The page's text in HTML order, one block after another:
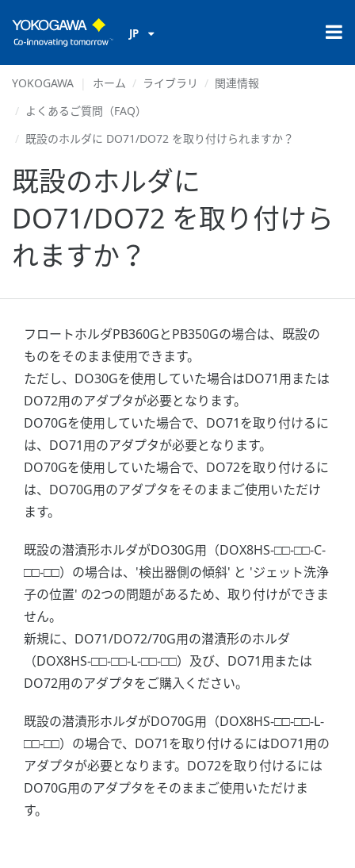
JP
YOKOGAWA ホーム ライブラリ
関連情報
よくあるご質問（FAQ）
既設のホルダに DO71/DO72 を取り付けられますか？
既設のホルダに
DO71/DO72 を取り付けら
れますか？
フロートホルダPB360GとPB350Gの場合は、既設の
ものをそのまま使用できます。
ただし、DO30Gを使用していた場合はDO71用または
DO72用のアダプタが必要となります。
DO70Gを使用していた場合で、DO71を取り付けるに
は、DO71用のアダプタが必要となります。
DO70Gを使用していた場合で、DO72を取り付けるに
は、DO70G用のアダプタをそのままご使用いただけ
ます。
既設の潜漬形ホルダがDO30G用（DOX8HS-□□-□□-C-
□□-□□）の場合は、'検出器側の傾斜' と 'ジェット洗浄
子の位置' の2つの問題があるため、取り付けができま
せん。
新規に、DO71/DO72/70G用の潜漬形のホルダ
（DOX8HS-□□-□□-L-□□-□□）及び、DO71用または
DO72用のアダプタをご購入ください。
既設の潜漬形ホルダがDO70G用（DOX8HS-□□-□□-L-
□□-□□）の場合で、DO71を取り付けるにはDO71用の
アダプタが必要となります。DO72を取り付けるには
DO70G用のアダプタをそのままご使用いただけま
す。